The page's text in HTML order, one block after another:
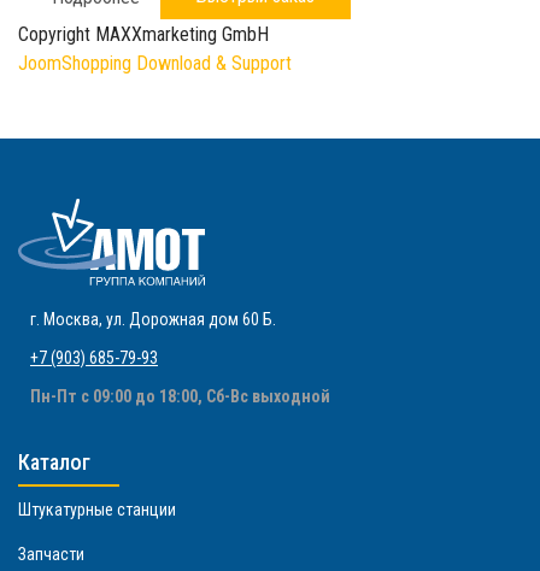
Copyright MAXXmarketing GmbH
JoomShopping Download & Support
г. Москва, ул. Дорожная дом 60 Б
+7 (903) 685-79-93
Пн-Пт с 09:00 до 18:00, Сб-Вс выходной
Каталог
Штукатурные станции
Запчасти